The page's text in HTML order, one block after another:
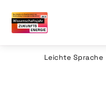
Leichte Sprache